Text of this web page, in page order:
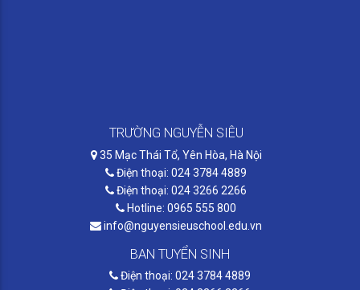
TRƯỜNG NGUYỄN SIÊU
35 Mạc Thái Tổ, Yên Hòa, Hà Nội
Điện thoại: 024 3784 4889
Điện thoại: 024 3266 2266
Hotline: 0965 555 800
info@nguyensieuschool.edu.vn
BAN TUYỂN SINH
Điện thoại: 024 3784 4889